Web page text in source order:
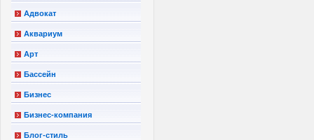
Адвокат
Аквариум
Арт
Бассейн
Бизнес
Бизнес-компания
Блог-стиль